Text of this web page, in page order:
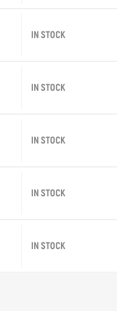
IN STOCK
IN STOCK
IN STOCK
IN STOCK
IN STOCK